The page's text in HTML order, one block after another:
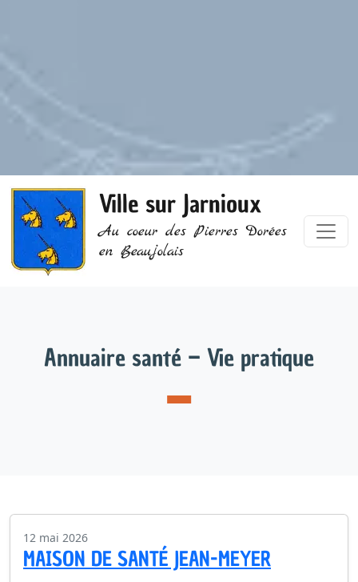
Ville sur Jarnioux
Au coeur des Pierres Dorées
en Beaujolais
Annuaire santé – Vie pratique
12 mai 2026
MAISON DE SANTÉ JEAN-MEYER